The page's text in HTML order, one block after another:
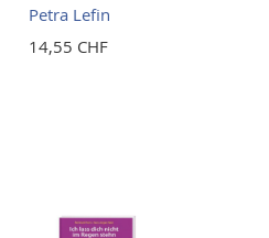
Petra Lefin
14,55 CHF